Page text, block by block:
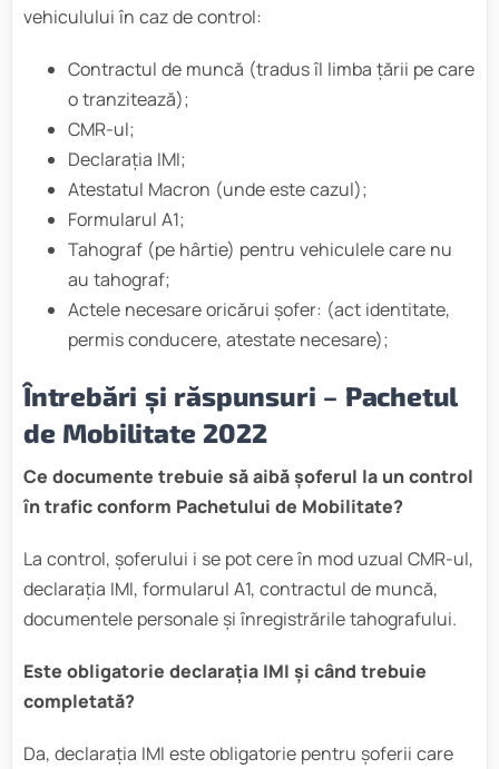
vehiculului în caz de control:
Contractul de muncă (tradus îl limba țării pe care
o tranzitează);
CMR-ul;
Declarația IMI;
Atestatul Macron (unde este cazul);
Formularul A1;
Tahograf (pe hârtie) pentru vehiculele care nu
au tahograf;
Actele necesare oricărui șofer: (act identitate,
permis conducere, atestate necesare);
Întrebări și răspunsuri – Pachetul
de Mobilitate 2022
Ce documente trebuie să aibă șoferul la un control
în trafic conform Pachetului de Mobilitate?
La control, șoferului i se pot cere în mod uzual CMR-ul,
declarația IMI, formularul A1, contractul de muncă,
documentele personale și înregistrările tahografului.
Este obligatorie declarația IMI și când trebuie
completată?
Da, declarația IMI este obligatorie pentru șoferii care